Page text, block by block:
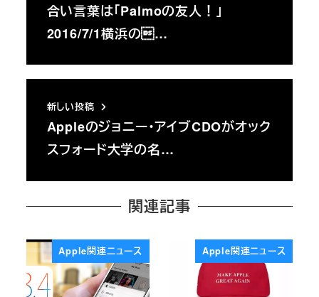
合い言葉は「Palmoの友人！」
2016/7/1横浜の…
新しい投稿
Appleのジョニー・アイブCDOがオック
スフォード大学の名…
関連記事
Apple関連ニュース Apple関連ニュース